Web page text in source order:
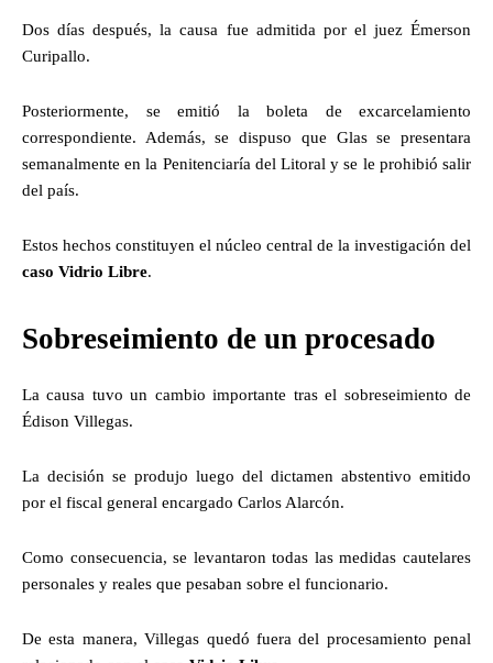
Dos días después, la causa fue admitida por el juez Émerson
Curipallo.
Posteriormente, se emitió la boleta de excarcelamiento
correspondiente. Además, se dispuso que Glas se presentara
semanalmente en la Penitenciaría del Litoral y se le prohibió salir
del país.
Estos hechos constituyen el núcleo central de la investigación del
caso Vidrio Libre.
Sobreseimiento de un procesado
La causa tuvo un cambio importante tras el sobreseimiento de
Édison Villegas.
La decisión se produjo luego del dictamen abstentivo emitido
por el fiscal general encargado Carlos Alarcón.
Como consecuencia, se levantaron todas las medidas cautelares
personales y reales que pesaban sobre el funcionario.
De esta manera, Villegas quedó fuera del procesamiento penal